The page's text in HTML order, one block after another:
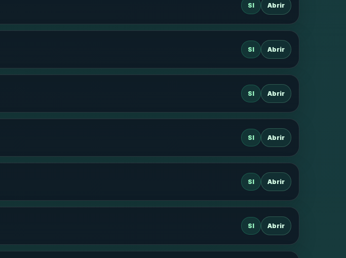
SI Abrir
SI Abrir
SI Abrir
SI Abrir
SI Abrir
SI Abrir